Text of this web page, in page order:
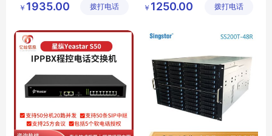
科技有限
￥ 1935.00 拨打电话
科技有限
￥ 1250.00 拨打电话